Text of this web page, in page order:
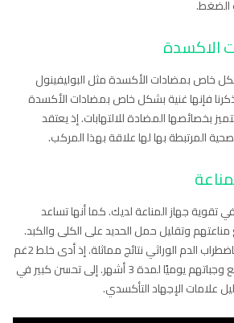
الضغط.
الاكسدة
خاص بمضادات الأكسدة مثل البوليفينول
فإنها غنية بشكل خاص بمضادات الأكسدة
بخصائصها المضادة للالتهابات. إذ يعتقد
المرتبطة بها لها علاقة بهذا المركب.
تقوية جهاز المناعة لديك. كما أنها تساعد
وتقليل حمل الحديد على الكلى والكبد.
ووجد الأطفال المصابون باضطراب الدم الوراثي نتائج مماثلة. إذ أدى خلط 2غم
من مسحوق حبة البركة مع وجباتهم يوميًا لمدة 3 أشهر. إلى تحسن كبير في
علامات الإجهاد التأكسدي.